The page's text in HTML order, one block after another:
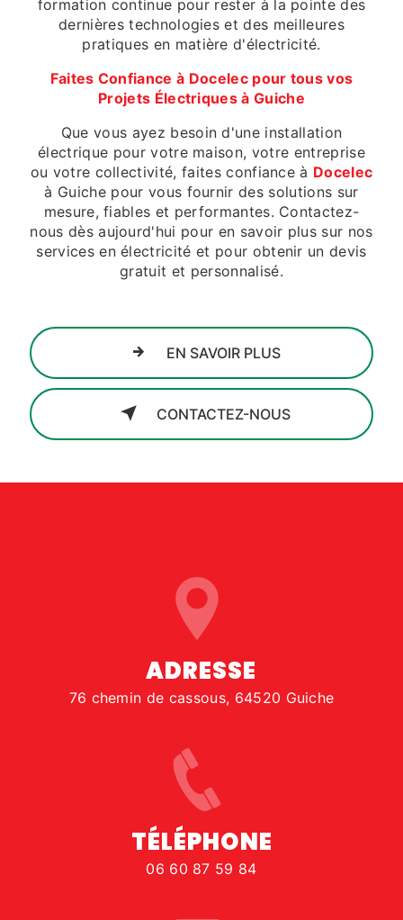
formation continue pour rester à la pointe des
dernières technologies et des meilleures
pratiques en matière d'électricité.
Faites Confiance à Docelec pour tous vos
Projets Électriques à Guiche
Que vous ayez besoin d'une installation
électrique pour votre maison, votre entreprise
ou votre collectivité, faites confiance à Docelec
à Guiche pour vous fournir des solutions sur
mesure, fiables et performantes. Contactez-
nous dès aujourd'hui pour en savoir plus sur nos
services en électricité et pour obtenir un devis
gratuit et personnalisé.
EN SAVOIR PLUS
CONTACTEZ-NOUS
ADRESSE
76 chemin de cassous, 64520 Guiche
TÉLÉPHONE
06 60 87 59 84